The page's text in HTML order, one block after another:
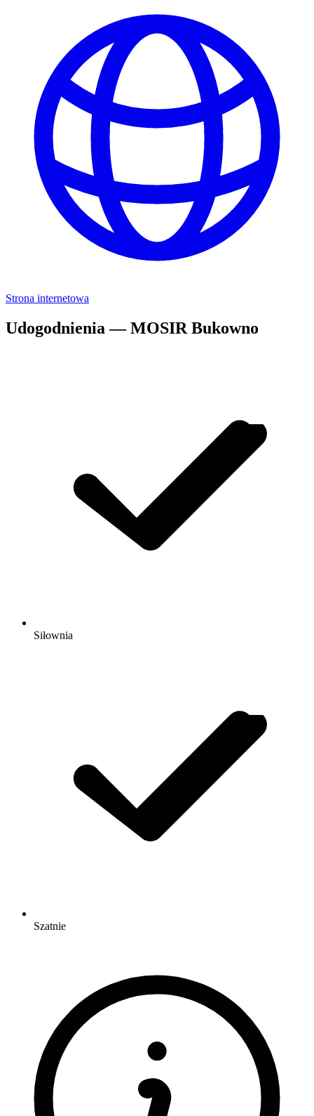
Strona internetowa
Udogodnienia — MOSIR Bukowno
Siłownia
Szatnie